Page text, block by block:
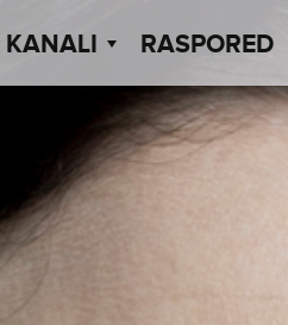
KANALI RASPORED